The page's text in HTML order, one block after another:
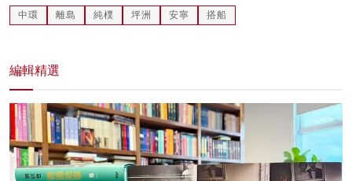
中環 離島 純樸 坪洲 安寧 搭船
編輯精選